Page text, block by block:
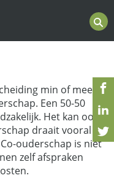
min of meer
Een 50-50
Het kan ook
draait vooral
ouderschap is niet
zelf afspraken